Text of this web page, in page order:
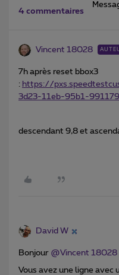
4 commentaires
Vincent 18028
7h après reset bbox3
: https://
3d23-11eb-95b1-
descendant 9,8 et
David W
Bonjour @Vincent 18028
Vous avez une ligne avec